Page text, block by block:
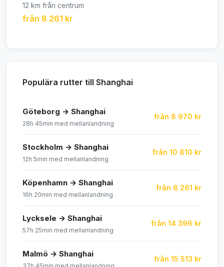
12 km från centrum
från 8 261 kr
Populära rutter till Shanghai
Göteborg → Shanghai
28h 45min med mellanlandning
från 8 970 kr
Stockholm → Shanghai
12h 5min med mellanlandning
från 10 810 kr
Köpenhamn → Shanghai
16h 20min med mellanlandning
från 8 261 kr
Lycksele → Shanghai
57h 25min med mellanlandning
från 14 396 kr
Malmö → Shanghai
från 15 513 kr